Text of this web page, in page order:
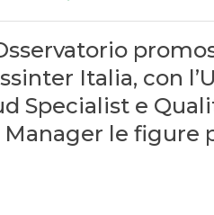
Italia, con
Specialist e
le figure